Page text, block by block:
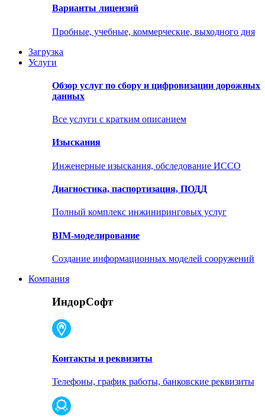
Варианты лицензий
Пробные, учебные, коммерческие, выходного дня
Загрузка
Услуги
Обзор услуг по сбору и цифровизации дорожных
данных
Все услуги с кратким описанием
Изыскания
Инженерные изыскания, обследование ИССО
Диагностика, паспортизация, ПОДД
Полный комплекс инжиниринговых услуг
BIM-моделирование
Создание информационных моделей сооружений
Компания
ИндорСофт
Контакты и реквизиты
Телефоны, график работы, банковские реквизиты